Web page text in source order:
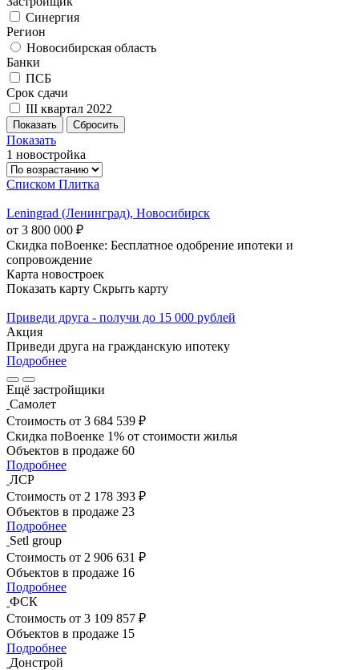
Синергия
Регион
Новосибирская область
Банки
ПСБ
Срок сдачи
III квартал 2022
Показать
1 новостройка
Списком Плитка
Leningrad (Ленинград), Новосибирск
от 3 800 000 ₽
Скидка поВоенке: Бесплатное одобрение ипотеки и
сопровождение
Карта новостроек
Показать карту Скрыть карту
Приведи друга - получи до 15 000 рублей
Акция
Приведи друга на гражданскую ипотеку
Подробнее
Ещё застройщики
Самолет
Стоимость от 3 684 539 ₽
Скидка поВоенке 1% от стоимости жилья
Объектов в продаже 60
Подробнее
ЛСР
Стоимость от 2 178 393 ₽
Объектов в продаже 23
Подробнее
Setl group
Стоимость от 2 906 631 ₽
Объектов в продаже 16
Подробнее
ФСК
Стоимость от 3 109 857 ₽
Объектов в продаже 15
Подробнее
Донстрой